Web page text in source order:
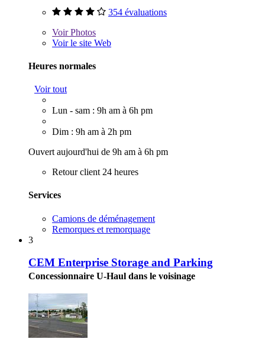
354 évaluations
VoirPhotos
Voir le site Web
Heures normales
Voir tout
Lun - sam : 9h am à 6h pm
Dim : 9h am à 2h pm
Ouvert aujourd'hui de 9h am à 6h pm
Retour client 24 heures
Services
Camions de déménagement
Remorques et remorquage
3
CEM Enterprise Storage and Parking
Concessionnaire U-Haul dans le voisinage